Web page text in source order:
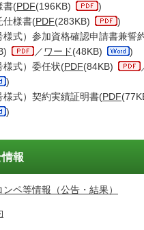
書(PDF(196KB)
)
仕様書(PDF(283KB)
)
様式）参加資格確認申請書兼誓
／ ワード(48KB)
)
様式）委任状(PDF(84KB)
)
様式）契約実績証明書(PDF
)
報
ペ等情報（公告・結果）